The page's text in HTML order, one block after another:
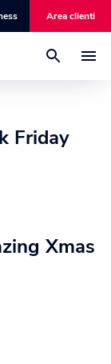
Area clienti
pensieri.
casa.
Friday
Xmas